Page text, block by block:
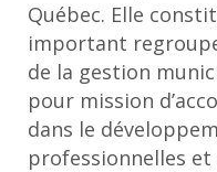
Québec. Elle
important
de la gestion
pour mission
dans le
professionnelles